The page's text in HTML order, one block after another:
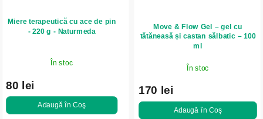
Miere terapeutică cu ace de pin
- 220 g - Naturmeda
În stoc
80 lei
Adaugă în Coş
Move & Flow Gel – gel cu
tătăneasă și castan sălbatic – 100
ml
În stoc
170 lei
Adaugă în Coş